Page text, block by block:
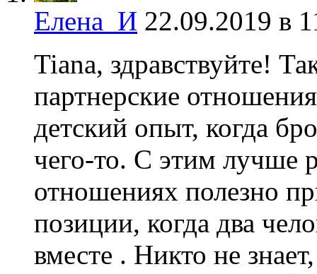
Елена_И 22.09.2019 в
Tiana, здравствуйте!
партнерские
детский опыт, когда
чего-то. С этим лучше
отношениях полезно
позиции, когда два
вместе . Никто не